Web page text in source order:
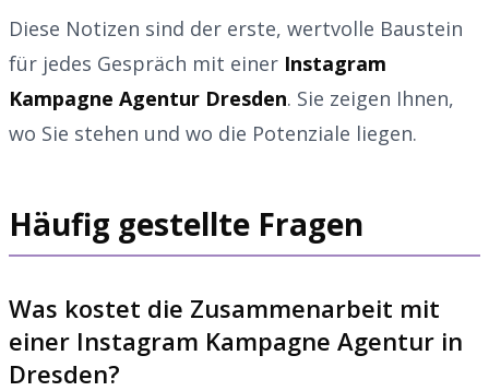
Diese Notizen sind der erste, wertvolle Baustein
für jedes Gespräch mit einer Instagram
Kampagne Agentur Dresden. Sie zeigen Ihnen,
wo Sie stehen und wo die Potenziale liegen.
Häufig gestellte Fragen
Was kostet die Zusammenarbeit mit
einer Instagram Kampagne Agentur in
Dresden?